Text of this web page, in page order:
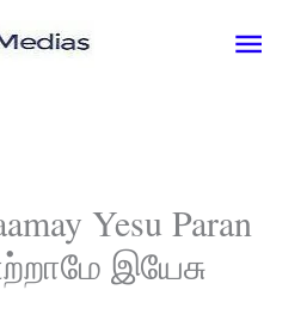
Main
Yesu Paran
இயேசு